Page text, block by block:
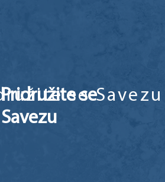
Pridružite se
Savezu
se Savezu